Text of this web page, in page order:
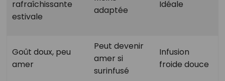
rafraîchissante
estivale
adaptée
Idéale
Goût doux, peu
amer
Peut devenir
amer si
surinfusé
Infusion
froide douce